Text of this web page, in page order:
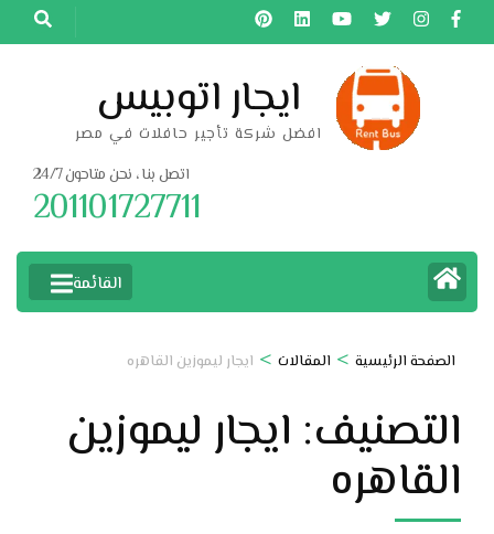
تخطى
إلى
ايجار اتوبيس
افضل شركة تأجير حافلات في مصر
اتصل بنا ، نحن متاحون 24/7
201101727711
القائمة
الصفحة الرئيسية > المقالات > ايجار ليموزين القاهره
التصنيف: ايجار ليموزين
القاهره